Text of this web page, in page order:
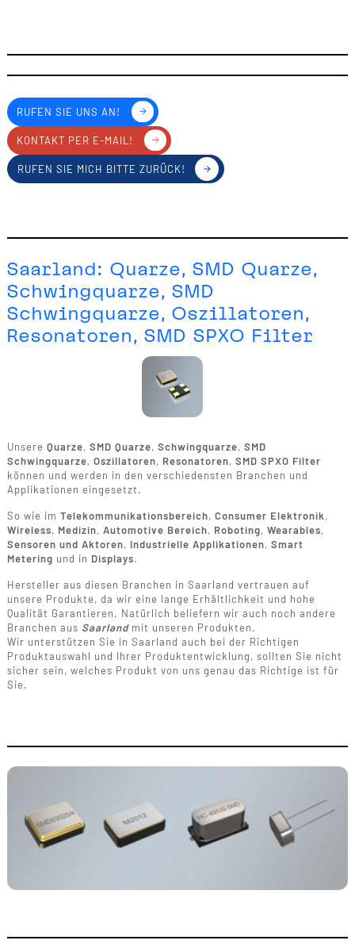
RUFEN SIE UNS AN!
KONTAKT PER E-MAIL!
RUFEN SIE MICH BITTE ZURÜCK!
Saarland: Quarze, SMD Quarze,
Schwingquarze, SMD
Schwingquarze, Oszillatoren,
Resonatoren, SMD SPXO Filter
Unsere Quarze, SMD Quarze, Schwingquarze, SMD
Schwingquarze, Oszillatoren, Resonatoren, SMD SPXO Filter
können und werden in den verschiedensten Branchen und
Applikationen eingesetzt.
So wie im Telekommunikationsbereich, Consumer Elektronik,
Wireless, Medizin, Automotive Bereich, Roboting, Wearables,
Sensoren und Aktoren, Industrielle Applikationen, Smart
Metering und in Displays.
Hersteller aus diesen Branchen in Saarland vertrauen auf
unsere Produkte, da wir eine lange Erhältlichkeit und hohe
Qualität Garantieren. Natürlich beliefern wir auch noch andere
Branchen aus Saarland mit unseren Produkten.
Wir unterstützen Sie in Saarland auch bei der Richtigen
Produktauswahl und Ihrer Produktentwicklung, sollten Sie nicht
sicher sein, welches Produkt von uns genau das Richtige ist für
Sie.